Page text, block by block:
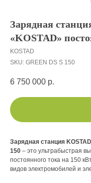
Зарядная
«KOSTAD»
KOSTAD
SKU: GREEN DS S 150
6 750 000 р.
Зарядная станция
150 – это ультрабыстрая
постоянного тока на 150
видов электромобилей и